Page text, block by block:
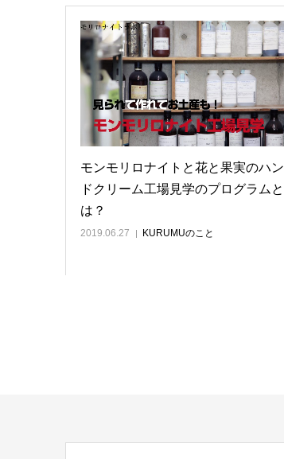
モンモリロナイトと花と果実のハン
ドクリーム工場見学のプログラムと
は？
2019.06.27 KURUMUのこと